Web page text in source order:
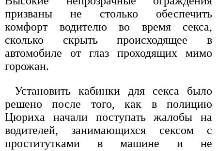
призваны не столько обеспечить
комфорт водителю во время секса,
сколько скрыть происходящее в
автомобиле от глаз проходящих мимо
горожан.
Установить кабинки для секса было
решено после того, как в полицию
Цюриха начали поступать жалобы на
водителей, занимающихся сексом с
проститутками в машине и не